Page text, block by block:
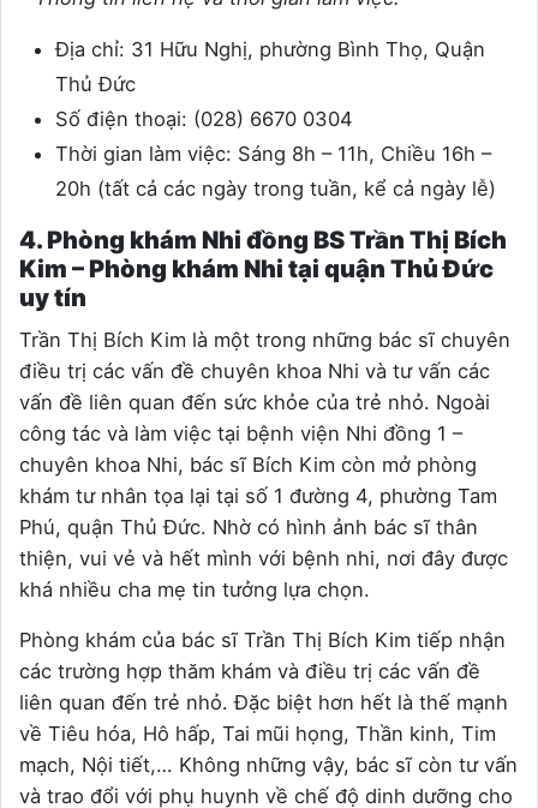
Địa chỉ: 31 Hữu Nghị, phường Bình Thọ, Quận
Thủ Đức
Số điện thoại: (028) 6670 0304
Thời gian làm việc: Sáng 8h – 11h, Chiều 16h –
20h (tất cả các ngày trong tuần, kể cả ngày lễ)
4. Phòng khám Nhi đồng BS Trần Thị Bích
Kim – Phòng khám Nhi tại quận Thủ Đức
uy tín
Trần Thị Bích Kim là một trong những bác sĩ chuyên
điều trị các vấn đề chuyên khoa Nhi và tư vấn các
vấn đề liên quan đến sức khỏe của trẻ nhỏ. Ngoài
công tác và làm việc tại bệnh viện Nhi đồng 1 –
chuyên khoa Nhi, bác sĩ Bích Kim còn mở phòng
khám tư nhân tọa lại tại số 1 đường 4, phường Tam
Phú, quận Thủ Đức. Nhờ có hình ảnh bác sĩ thân
thiện, vui vẻ và hết mình với bệnh nhi, nơi đây được
khá nhiều cha mẹ tin tưởng lựa chọn.
Phòng khám của bác sĩ Trần Thị Bích Kim tiếp nhận
các trường hợp thăm khám và điều trị các vấn đề
liên quan đến trẻ nhỏ. Đặc biệt hơn hết là thế mạnh
về Tiêu hóa, Hô hấp, Tai mũi họng, Thần kinh, Tim
mạch, Nội tiết,… Không những vậy, bác sĩ còn tư vấn
và trao đổi với phụ huynh về chế độ dinh dưỡng cho